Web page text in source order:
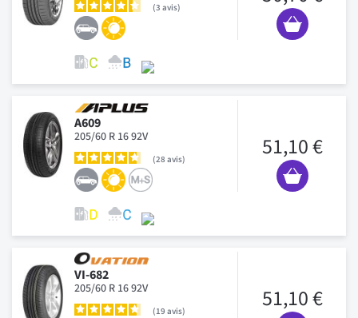
3 avis
A609
205/60 R 16 92V
28 avis 51,10 €
VI-682
205/60 R 16 92V
19 avis 51,10 €